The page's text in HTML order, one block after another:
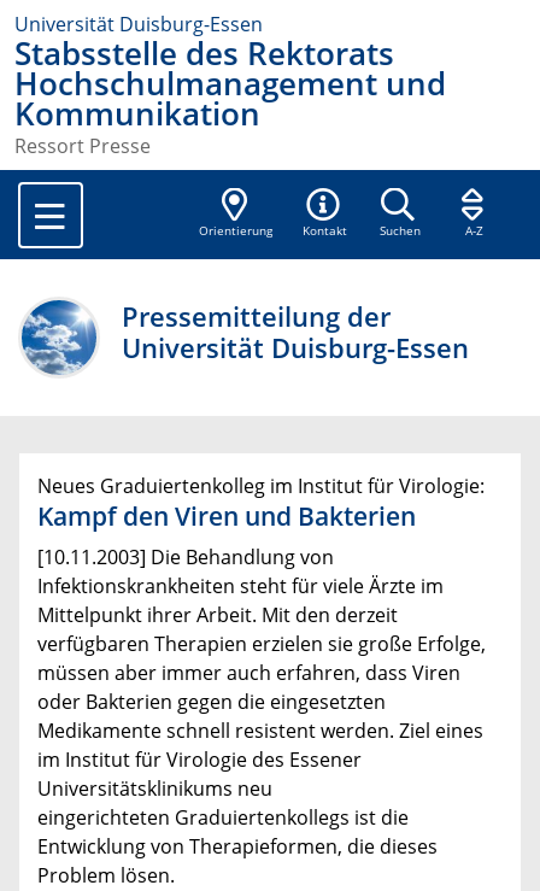
Universität Duisburg-Essen
Stabsstelle des Rektorats
Hochschulmanagement und
Kommunikation
Ressort Presse
Orientierung Kontakt Suchen A-Z
Pressemitteilung der
Universität Duisburg-Essen
Neues Graduiertenkolleg im Institut für Virologie:
Kampf den Viren und Bakterien
[10.11.2003] Die Behandlung von
Infektionskrankheiten steht für viele Ärzte im
Mittelpunkt ihrer Arbeit. Mit den derzeit
verfügbaren Therapien erzielen sie große Erfolge,
müssen aber immer auch erfahren, dass Viren
oder Bakterien gegen die eingesetzten
Medikamente schnell resistent werden. Ziel eines
im Institut für Virologie des Essener
Universitätsklinikums neu
eingerichteten Graduiertenkollegs ist die
Entwicklung von Therapieformen, die dieses
Problem lösen.